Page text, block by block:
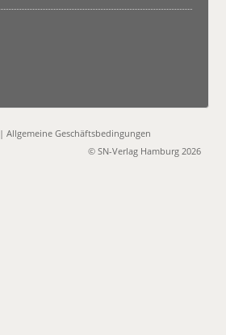
|Allgemeine Geschäftsbedingungen
© SN-Verlag Hamburg 2026